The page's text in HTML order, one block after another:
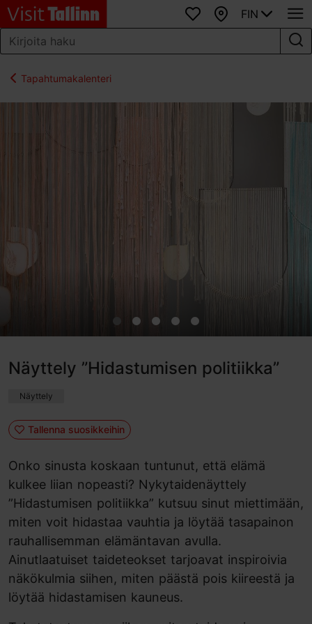
SuosikitKartta
FIN
Tapahtumakalenteri
Näyttely ”Hidastumisen politiikka”
Näyttely
Tallenna suosikkeihin
Onko sinusta koskaan tuntunut, että elämä
kulkee liian nopeasti? Nykytaidenäyttely
”Hidastumisen politiikka” kutsuu sinut miettimään,
miten voit hidastaa vauhtia ja löytää tasapainon
rauhallisemman elämäntavan avulla.
Ainutlaatuiset taideteokset tarjoavat inspiroivia
näkökulmia siihen, miten päästä pois kiireestä ja
löytää hidastamisen kauneus.